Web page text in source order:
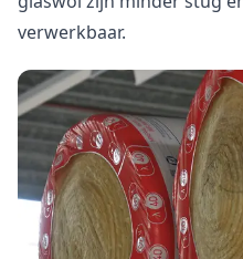
verwerkbaar.